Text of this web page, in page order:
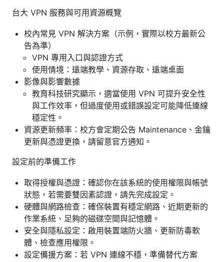
台大 VPN 服務與可用資源概覽
校內常見 VPN 解決方案（示例，實際以校方最新公
告為準）
VPN 專用入口與認證方式
使用情境：遠端教學、資源存取、遠端桌面
影像與影響數據
教育科技研究顯示，適當使用 VPN 可提升安全性
與工作效率，但過度使用或錯誤設定可能降低連線
穩定性。
資源更新頻率：校方會定期公告 Maintenance、金鑰
更新與憑證更換，請留意官方通知。
設定前的準備工作
取得授權與憑證：確認你在該系統的使用權限與帳號
狀態，若需要雙因素認證，請先完成設定。
硬體與網路檢查：確保裝置有穩定網路、近期更新的
作業系統、足夠的磁碟空間與記憶體。
安全與隱私設定：啟用裝置端防火牆、更新防毒軟
體、檢查應用權限。
設定備援方案：若 VPN 連線不穩，準備替代方案